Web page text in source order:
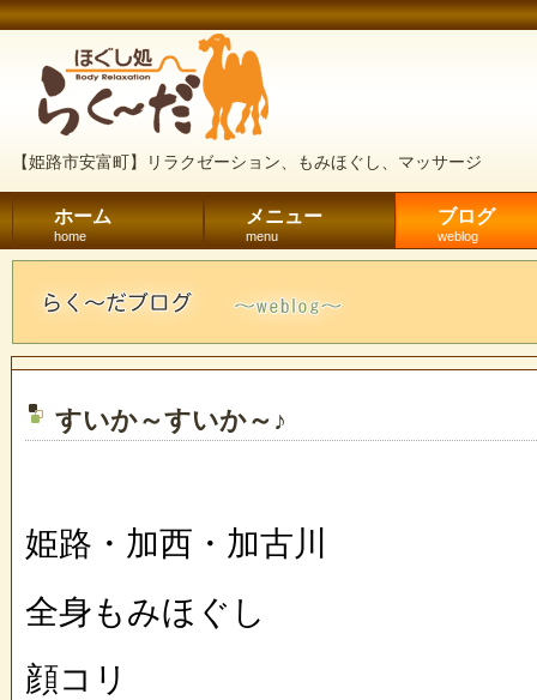
【姫路市安富町】リラクゼーション、もみほぐし、マッサージ
ホーム
home
メニュー
menu
ブログ
weblog
すいか～すいか～♪
姫路・加西・加古川
全身もみほぐし
顔コリ